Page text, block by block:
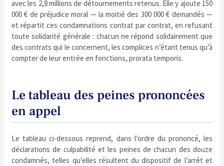
avec les 2,8 millions de détournements retenus. Elle y ajoute 150
000 € de préjudice moral — la moitié des 300 000 € demandés —
et répartit ces condamnations contrat par contrat, en refusant
toute solidarité générale : chacun ne répond solidairement que
des contrats qui le concernent, les complices n’étant tenus qu’à
compter de leur entrée en fonctions, prorata temporis.
Le tableau des peines prononcées
en appel
Le tableau ci-dessous reprend, dans l’ordre du prononcé, les
déclarations de culpabilité et les peines de chacun des douze
condamnés, telles qu’elles résultent du dispositif de l’arrêt et